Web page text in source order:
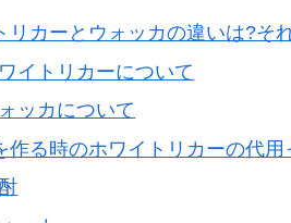
リカーとウォッカの違いは?そ
イトリカーについて
ッカについて
作る時のホワイトリカーの代用